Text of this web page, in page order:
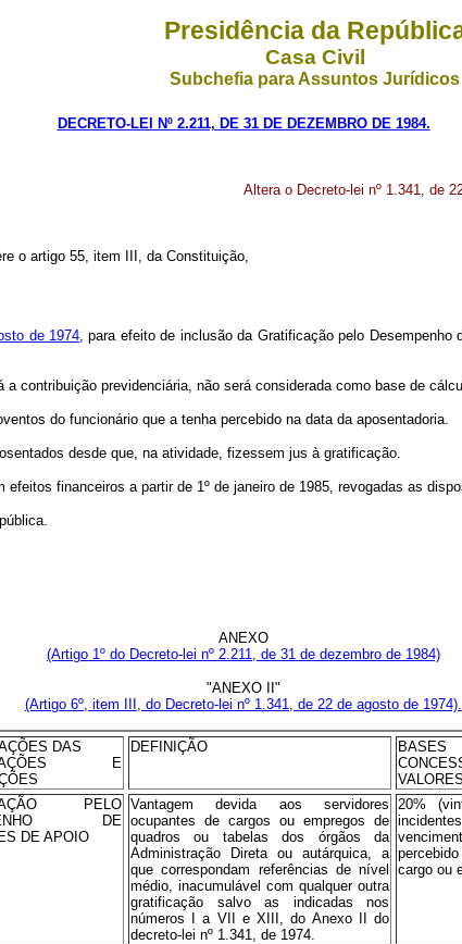
Presidência da
Casa Civil
Subchefia para Assuntos Jurídicos
DECRETO-LEI Nº 2.211, DE 31 DE DEZEMBRO DE 1984.
Altera o Decreto-lei nº 1.341, de
o artigo 55, item III, da Constituição,
de 1974, para efeito de inclusão da Gratificação pelo
previdenciária, não será considerada como base de
do funcionário que a tenha percebido na data da aposentadoria.
desde que, na atividade, fizessem jus à gratificação.
financeiros a partir de 1º de janeiro de 1985, revogadas as
ANEXO
(Artigo 1º do Decreto-lei nº 2.211, de 31 de dezembro de 1984)
"ANEXO II"
(Artigo 6º, item III, do Decreto-lei nº 1.341, de 22 de agosto de 1974).
DAS
E
DEFINIÇÃO
VALORES
PELO
DE
DE APOIO
Vantagem devida aos servidores
ocupantes de cargos ou empregos de
quadros ou tabelas dos órgãos da
Administração Direta ou autárquica, a
que correspondam referências de nível
médio, inacumulável com qualquer outra
gratificação salvo as indicadas nos
números I a VII e XIII, do Anexo II do
decreto-lei nº 1.341, de 1974.
20%
cargo ou